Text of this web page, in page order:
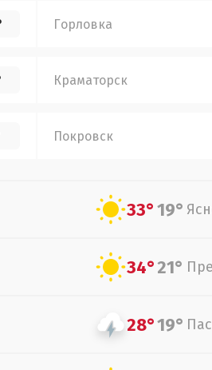
Горловка
Краматорск
Покровск
33°19°
34°21°
28°19°